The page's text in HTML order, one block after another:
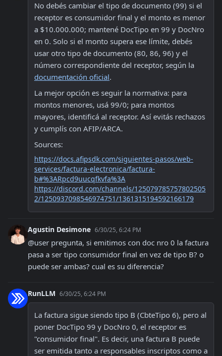
No debés cambiar el tipo de documento (99) si el
receptor es consumidor final y el monto es menor
a $10.000.000; mantené DocTipo en 99 y DocNro
en 0. Solo si el monto supera ese límite, debés
usar otro tipo de documento (80, 86, 96) y el
documentación oficial.
La mejor opción es seguir la normativa: para
montos menores, usá 99/0; para montos
mayores, identificá al receptor. Así evitás rechazos
y cumplís con AFIP/ARCA.
Sources:
https://docs.afipsdk.com/siguientes-pasos/web-
services/factura-electronica/factura-
b#%3ARpcd9uucqfkvfa%3A
https://discord.com/channels/125079785757802505
2/1250937098546974751/1361315194592166179
Agustin Desimone 6/30/25, 6:24 PM
@user pregunta, si emitimos con doc nro 0 la factura
pasa a ser tipo consumidor final en vez de tipo B? o
puede ser ambas? cual es su diferencia?
RunLLM 6/30/25, 6:24 PM
La factura sigue siendo tipo B (CbteTipo 6), pero al
poner DocTipo 99 y DocNro 0, el receptor es
"consumidor final". Es decir, una factura B puede
ser emitida tanto a responsables inscriptos como a